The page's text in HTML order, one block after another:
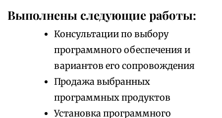
Выполнены следующие работы:
Консультации по выбору
программного обеспечения и
вариантов его сопровождения
Продажа выбранных
программных продуктов
Установка программного